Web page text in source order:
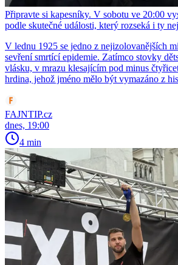
Připravte si kapesníky. V sobotu ve 20:00
podle skutečné události, který rozseká i ty
V lednu 1925 se jedno z nejizolovanějších
sevření smrtící epidemie. Zatímco stovky
vlásku, v mrazu klesajícím pod minus
hrdina, jehož jméno mělo být vymazáno z
FAJNTIP.cz
dnes, 19:00
4 min